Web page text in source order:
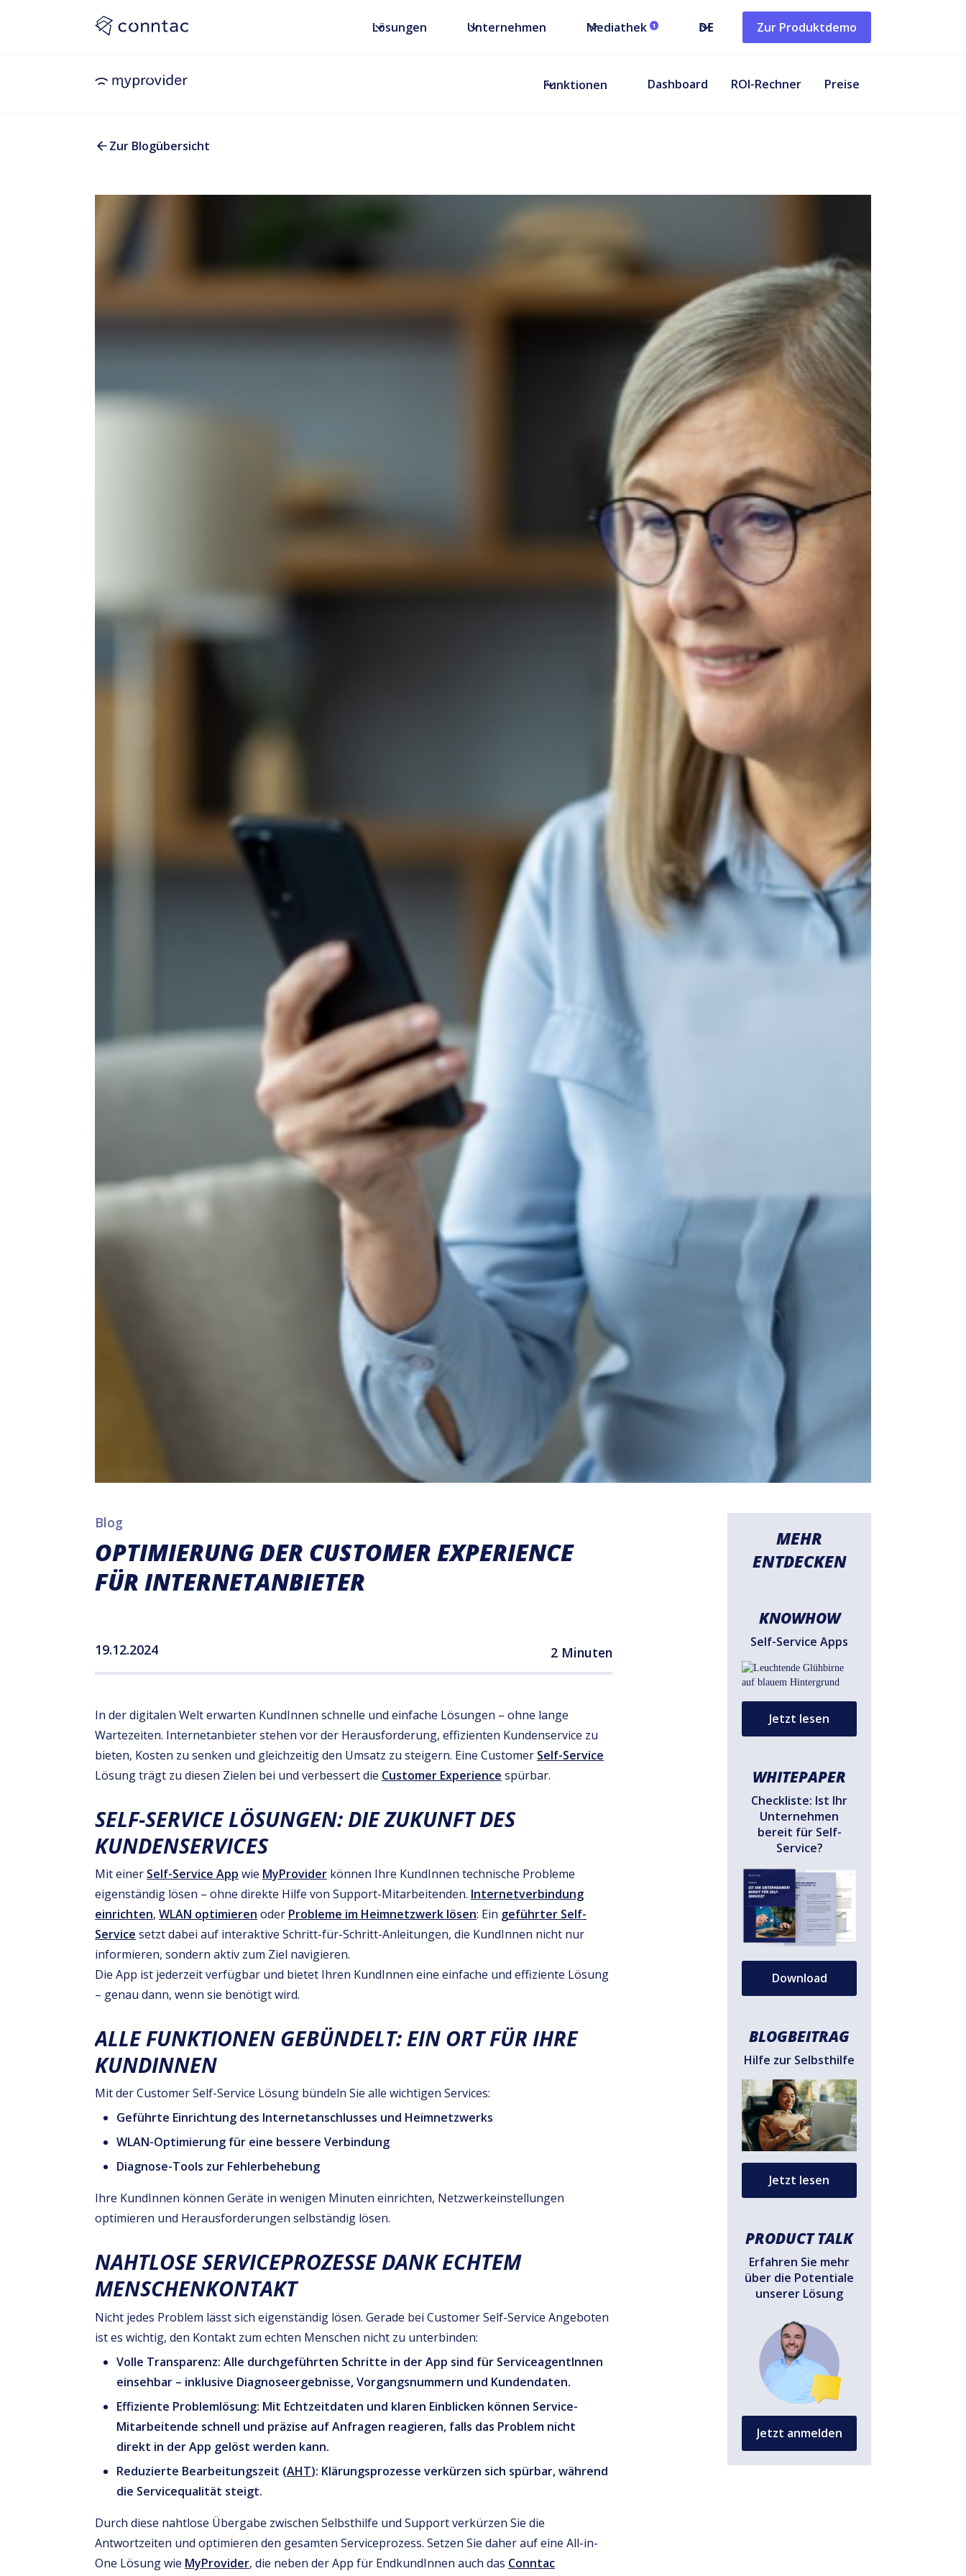
Lösungen Unternehmen Mediathek 1 DE Zur Produktdemo
Funktionen Dashboard ROI-Rechner Preise
Zur Blogübersicht
Blog
OPTIMIERUNG DER CUSTOMER EXPERIENCE
FÜR INTERNETANBIETER
19.12.2024 2 Minuten
In der digitalen Welt erwarten KundInnen schnelle und einfache Lösungen – ohne lange
Wartezeiten. Internetanbieter stehen vor der Herausforderung, effizienten Kundenservice zu
bieten, Kosten zu senken und gleichzeitig den Umsatz zu steigern. Eine Customer Self-Service
Lösung trägt zu diesen Zielen bei und verbessert die Customer Experience spürbar.
SELF-SERVICE LÖSUNGEN: DIE ZUKUNFT DES
KUNDENSERVICES
Mit einer Self-Service App wie MyProvider können Ihre KundInnen technische Probleme
eigenständig lösen – ohne direkte Hilfe von Support-Mitarbeitenden. Internetverbindung
einrichten, WLAN optimieren oder Probleme im Heimnetzwerk lösen: Ein geführter Self-
Service setzt dabei auf interaktive Schritt-für-Schritt-Anleitungen, die KundInnen nicht nur
informieren, sondern aktiv zum Ziel navigieren.
Die App ist jederzeit verfügbar und bietet Ihren KundInnen eine einfache und effiziente Lösung
– genau dann, wenn sie benötigt wird.
ALLE FUNKTIONEN GEBÜNDELT: EIN ORT FÜR IHRE
KUNDINNEN
Mit der Customer Self-Service Lösung bündeln Sie alle wichtigen Services:
Geführte Einrichtung des Internetanschlusses und Heimnetzwerks
WLAN-Optimierung für eine bessere Verbindung
Diagnose-Tools zur Fehlerbehebung
Ihre KundInnen können Geräte in wenigen Minuten einrichten, Netzwerkeinstellungen
optimieren und Herausforderungen selbständig lösen.
NAHTLOSE SERVICEPROZESSE DANK ECHTEM
MENSCHENKONTAKT
Nicht jedes Problem lässt sich eigenständig lösen. Gerade bei Customer Self-Service Angeboten
ist es wichtig, den Kontakt zum echten Menschen nicht zu unterbinden:
Volle Transparenz: Alle durchgeführten Schritte in der App sind für ServiceagentInnen
einsehbar – inklusive Diagnoseergebnisse, Vorgangsnummern und Kundendaten.
Effiziente Problemlösung: Mit Echtzeitdaten und klaren Einblicken können Service-
Mitarbeitende schnell und präzise auf Anfragen reagieren, falls das Problem nicht
direkt in der App gelöst werden kann.
Reduzierte Bearbeitungszeit (AHT): Klärungsprozesse verkürzen sich spürbar, während
die Servicequalität steigt.
Durch diese nahtlose Übergabe zwischen Selbsthilfe und Support verkürzen Sie die
Antwortzeiten und optimieren den gesamten Serviceprozess. Setzen Sie daher auf eine All-in-
One Lösung wie MyProvider, die neben der App für EndkundInnen auch das Conntac
MEHR
ENTDECKEN
KNOWHOW
Self-Service Apps
Jetzt lesen
WHITEPAPER
Checkliste: Ist Ihr
Unternehmen
bereit für Self-
Service?
Download
BLOGBEITRAG
Hilfe zur Selbsthilfe
Jetzt lesen
PRODUCT TALK
Erfahren Sie mehr
über die Potentiale
unserer Lösung
Jetzt anmelden